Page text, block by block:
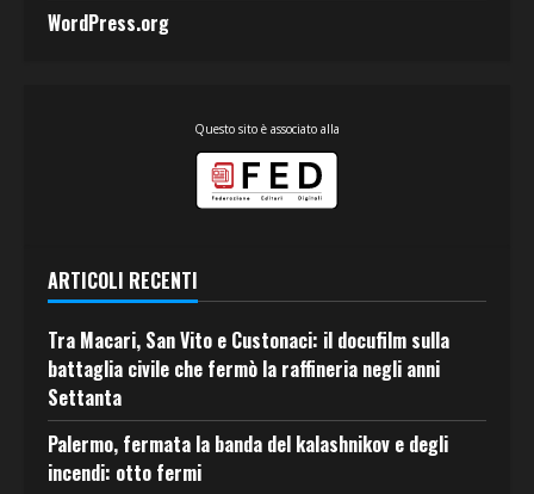
WordPress.org
Questo sito è associato alla
ARTICOLI RECENTI
Tra Macari, San Vito e Custonaci: il docufilm sulla
battaglia civile che fermò la raffineria negli anni
Settanta
Palermo, fermata la banda del kalashnikov e degli
incendi: otto fermi